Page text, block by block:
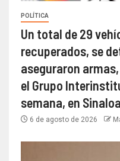
POLÍTICA
Un total de 29
recuperados, se
aseguraron
el Grupo
semana, en
6 de agosto de 2026